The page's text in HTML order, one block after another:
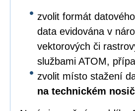
zvolit formát
data evidována v
vektorových či
službami ATOM,
zvolit místo stažení
na technickém